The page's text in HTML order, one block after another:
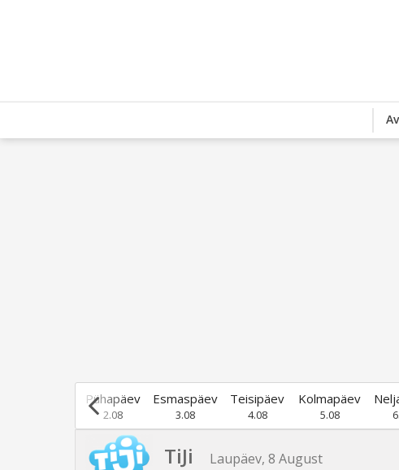
Pühapäev
2.08
Esmaspäev
3.08
Teisipäev
4.08
Kolmapäev
5.08
TiJi Laupäev, 8 August